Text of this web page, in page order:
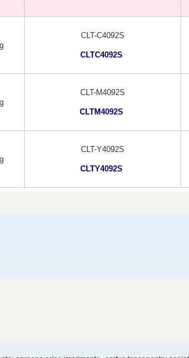
CLT-C4092S
CLTC4092S
CLT-M4092S
CLTM4092S
CLT-Y4092S
CLTY4092S